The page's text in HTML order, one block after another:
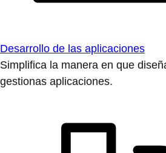
Desarrollo de las aplicaciones
Simplifica la manera en que
gestionas aplicaciones.